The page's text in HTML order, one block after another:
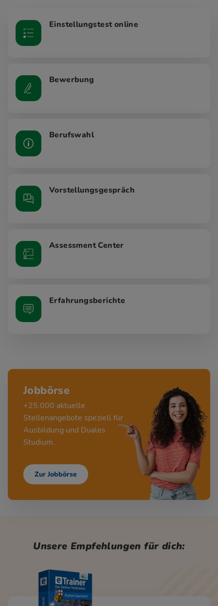
Einstellungstest online
Bewerbung
Berufswahl
Vorstellungsgespräch
Assessment Center
Erfahrungsberichte
Jobbörse
+25.000 aktuelle
Stellenangebote speziell für
Ausbildung und Duales
Studium.
Zur Jobbörse
Unsere Empfehlungen für dich: